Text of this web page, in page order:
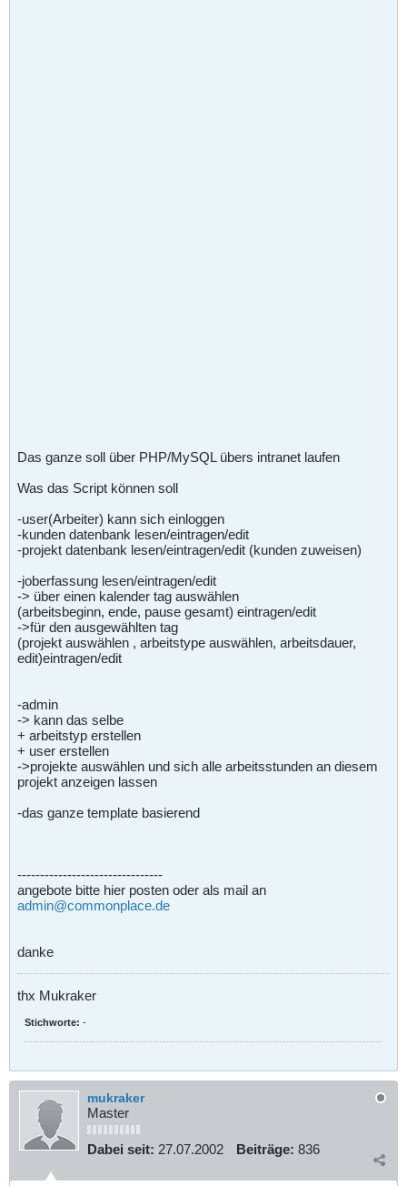
Das ganze soll über PHP/MySQL übers intranet laufen
Was das Script können soll
-user(Arbeiter) kann sich einloggen
-kunden datenbank lesen/eintragen/edit
-projekt datenbank lesen/eintragen/edit (kunden zuweisen)
-joberfassung lesen/eintragen/edit
-> über einen kalender tag auswählen
(arbeitsbeginn, ende, pause gesamt) eintragen/edit
->für den ausgewählten tag
(projekt auswählen , arbeitstype auswählen, arbeitsdauer,
edit)eintragen/edit
-admin
-> kann das selbe
+ arbeitstyp erstellen
+ user erstellen
->projekte auswählen und sich alle arbeitsstunden an diesem
projekt anzeigen lassen
-das ganze template basierend
--------------------------------
angebote bitte hier posten oder als mail an
admin@commonplace.de
danke
thx Mukraker
Stichworte: -
mukraker
Master
Dabei seit: 27.07.2002 Beiträge: 836